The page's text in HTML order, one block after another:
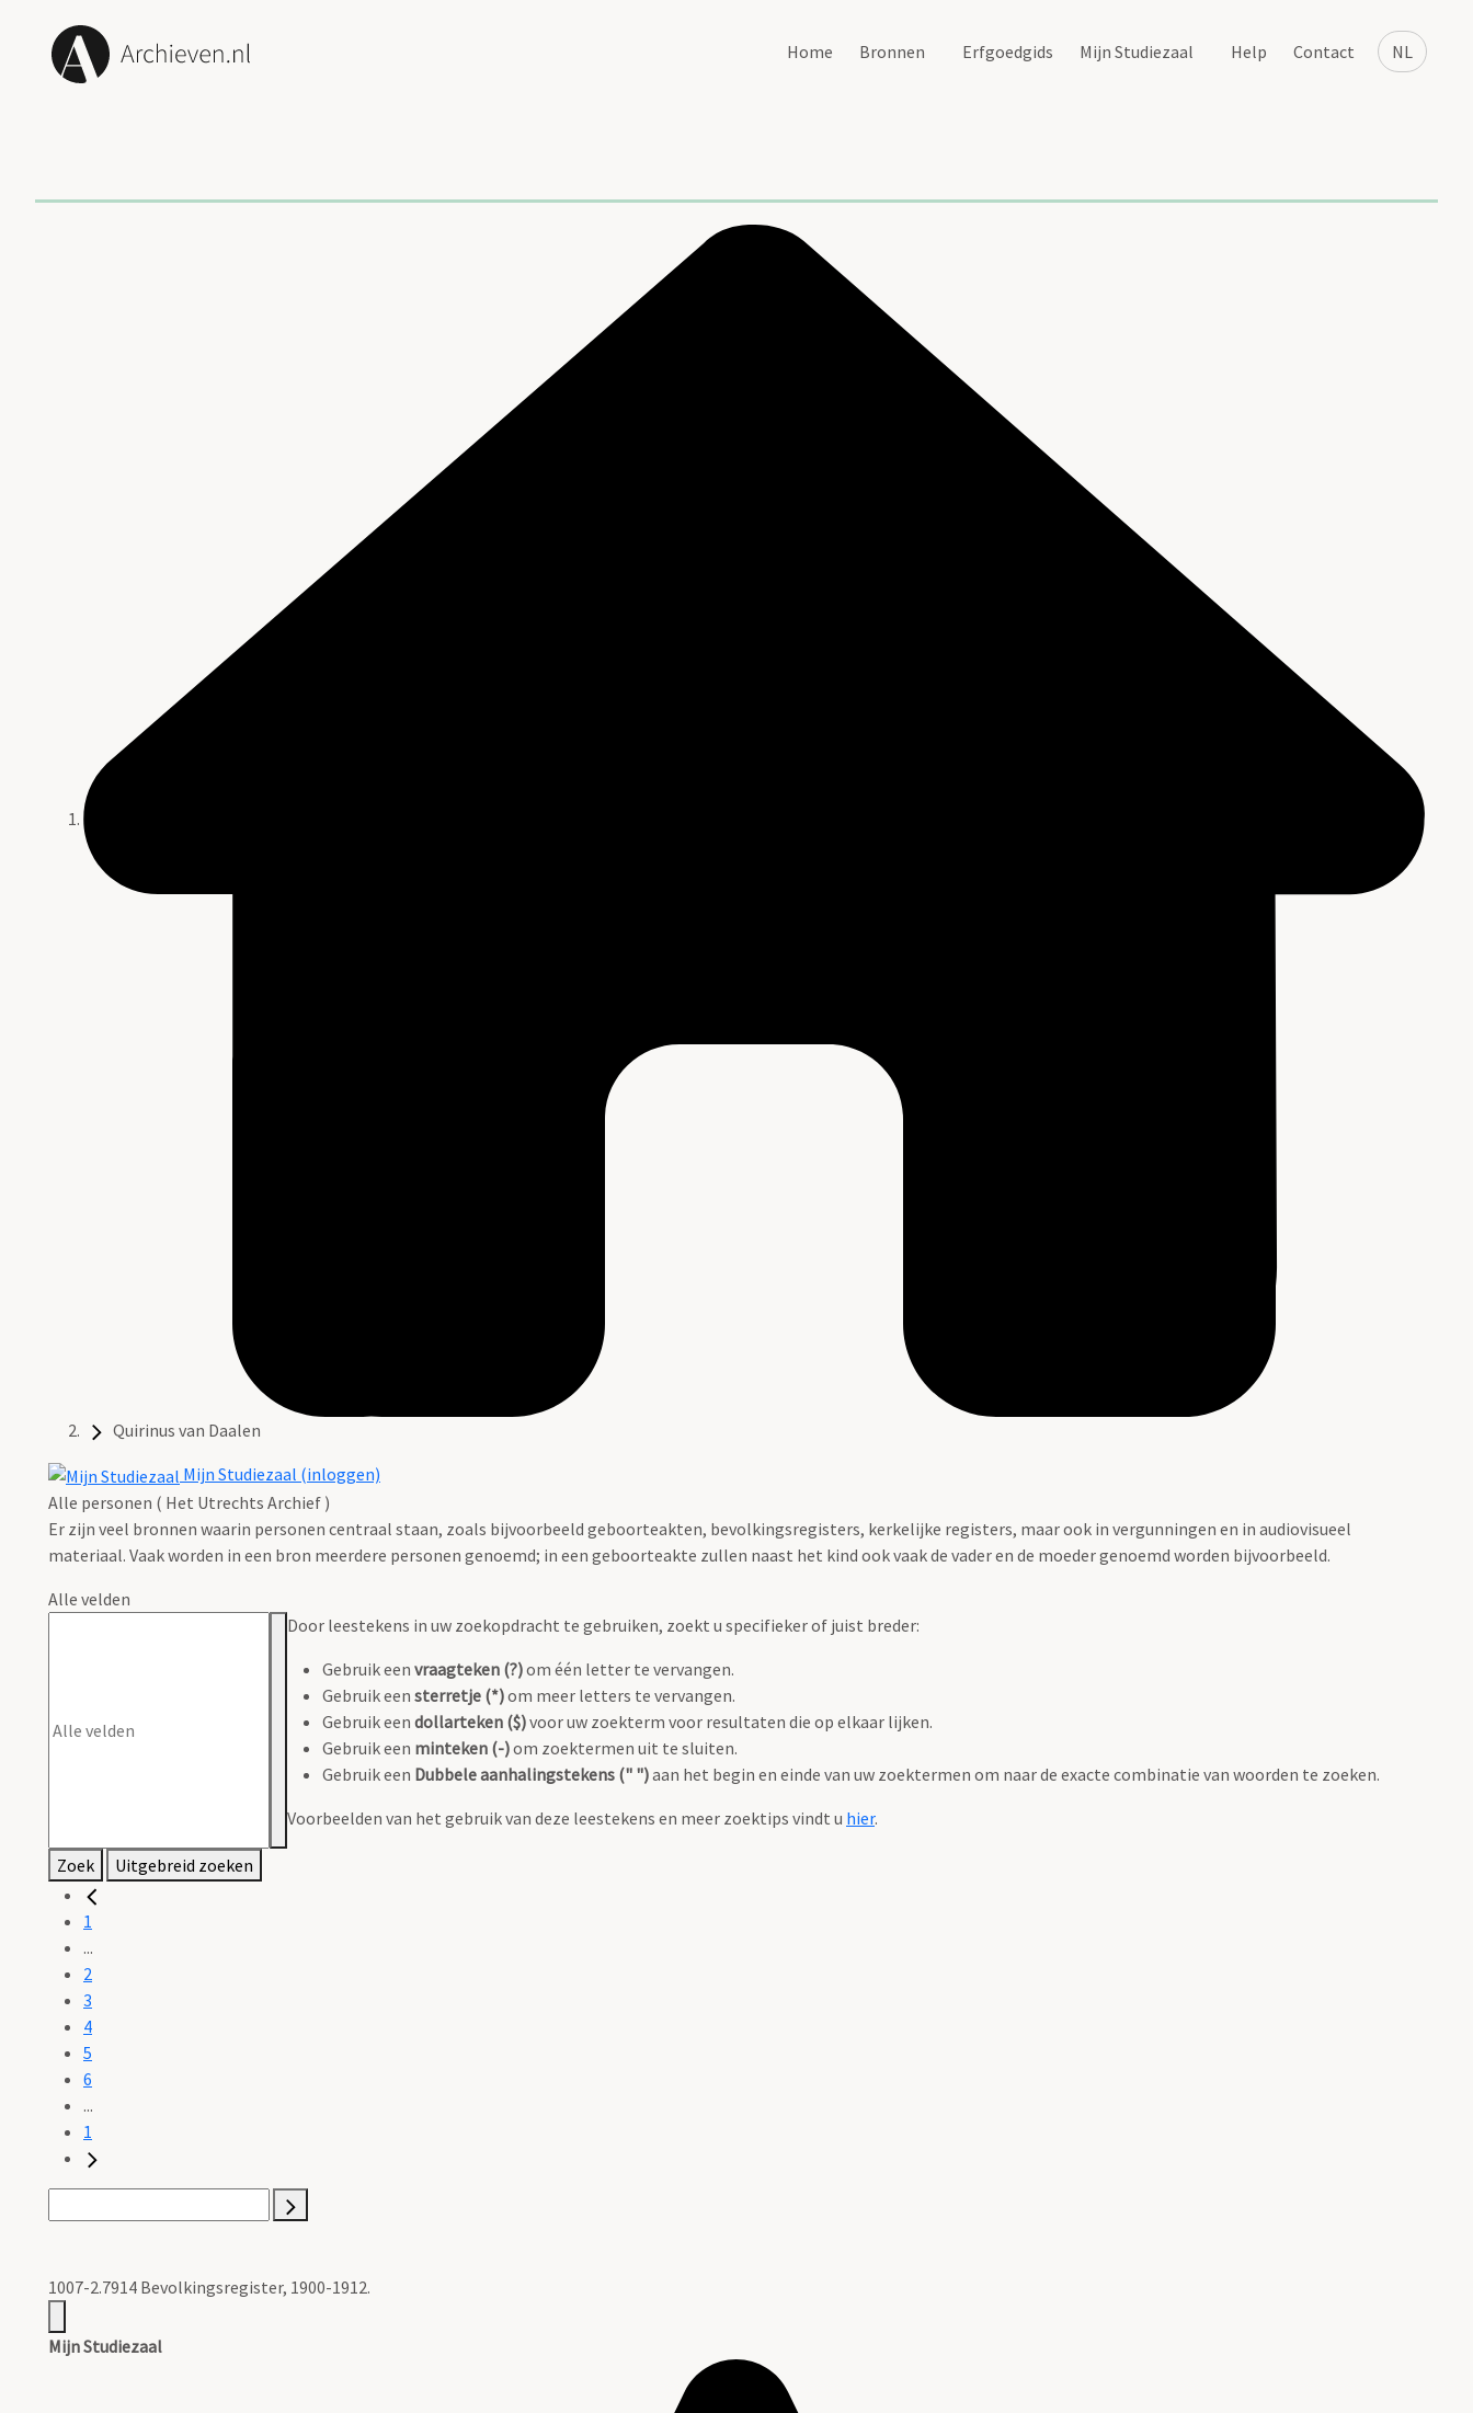
NL
Home Bronnen Erfgoedgids Mijn Studiezaal Help Contact
Quirinus van Daalen
Mijn Studiezaal (inloggen)
Alle personen ( Het Utrechts Archief )
Er zijn veel bronnen waarin personen centraal staan, zoals bijvoorbeeld geboorteakten, bevolkingsregisters, kerkelijke registers, maar ook in vergunningen en in audiovisueel
materiaal. Vaak worden in een bron meerdere personen genoemd; in een geboorteakte zullen naast het kind ook vaak de vader en de moeder genoemd worden bijvoorbeeld.
Alle velden
Door leestekens in uw zoekopdracht te gebruiken, zoekt u specifieker of juist breder:
Gebruik een vraagteken (?)om één letter te vervangen.
Gebruik een sterretje (*)om meer letters te vervangen.
Gebruik een dollarteken ($)voor uw zoekterm voor resultaten die op elkaar lijken.
Gebruik een minteken (-)om zoektermen uit te sluiten.
Gebruik een Dubbele aanhalingstekens (" ")aan het begin en einde van uw zoektermen om naar de exacte combinatie van woorden te zoeken.
Voorbeelden van het gebruik van deze leestekens en meer zoektips vindt u hier.
Zoek Uitgebreid zoeken
1
...
2
3
4
5
6
...
1
1007-2.7914 Bevolkingsregister, 1900-1912.
Mijn Studiezaal